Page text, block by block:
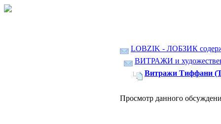
LOBZIK - ЛОБЗИК
ВИТРАЖИ и
Витражи Тиффани
Просмотр данного